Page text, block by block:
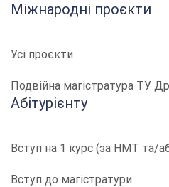
Міжнародні проєкти
Усі проєкти
Подвійна магістратура ТУ
Абітурієнту
Вступ на 1 курс (за НМТ та/
Вступ до магістратури